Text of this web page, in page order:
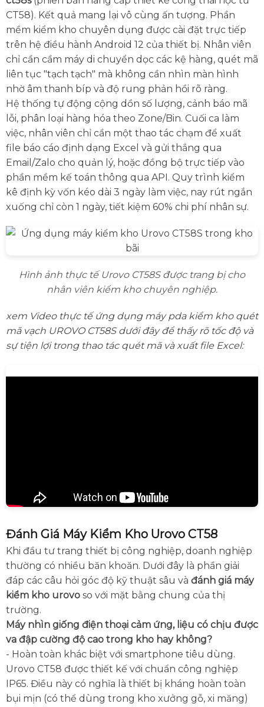
CT58). Kết quả mang lại vô cùng ấn tượng. Phần
mềm kiểm kho chuyên dụng được cài đặt trực tiếp
trên hệ điều hành Android 12 của thiết bị. Nhân viên
chỉ cần cầm máy di chuyển dọc các kệ hàng, quét mã
liên tục "tạch tạch" mà không cần nhìn màn hình
nhờ âm thanh bíp và độ rung phản hồi rõ ràng.
Hệ thống tự động cộng dồn số lượng, cảnh báo mã
lỗi, phân loại hàng hóa theo Zone/Bin. Cuối ca làm
việc, nhân viên chỉ cần một thao tác chạm để xuất
file báo cáo định dạng Excel và gửi thẳng qua
Email/Zalo cho quản lý, hoặc đồng bộ trực tiếp vào
phần mềm kế toán thông qua API. Quy trình kiểm
kê định kỳ vốn kéo dài 3 ngày làm việc, nay rút ngắn
xuống chỉ còn 1 ngày, tiết kiệm 60% chi phí nhân sự.
Hình ảnh thực tế Urovo CT58S được trang bị cho
nhân viên kiểm kho chuyên nghiệp.
xem Video thực tế ứng dụng máy pda kiểm kho quét
mã vạch UROVO CT58S dưới đây để thấy rõ tốc độ và
sự tiện lợi trong thao tác quét mã và xuất file Excel:
Đánh Giá Máy Kiểm Kho Urovo CT58
Khi đầu tư trang thiết bị công nghiệp, doanh nghiệp
thường có nhiều băn khoăn. Dưới đây là phần giải
đáp các câu hỏi góc độ kỹ thuật sâu và đánh giá máy
kiểm kho urovo so với mặt bằng chung của thị
trường.
Máy nhìn giống điện thoại cảm ứng, liệu có chịu được
va đập cường độ cao trong kho hay không?
- Hoàn toàn khác biệt với smartphone tiêu dùng.
Urovo CT58 được thiết kế với chuẩn công nghiệp
IP65. Điều này có nghĩa là thiết bị kháng hoàn toàn
bụi mịn (có thể dùng trong kho xưởng gỗ, xi măng)